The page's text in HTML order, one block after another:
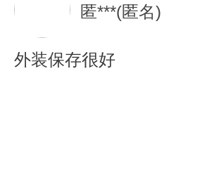
匿***(匿名)
外装保存很好